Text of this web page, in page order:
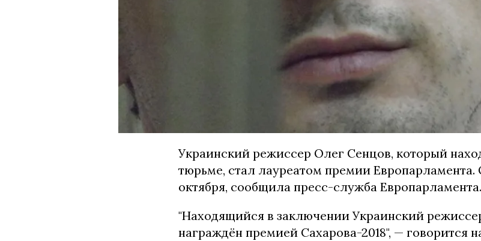
Украинский режиссер Олег Сенцов, который
тюрьме, стал лауреатом премии Европарламента.
октября, сообщила пресс-служба Европарламента.
"Находящийся в заключении Украинский
награждён премией Сахарова-2018", — говорится